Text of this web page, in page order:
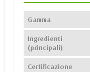
Gamma
Ingredienti
(principali)
Certificazione